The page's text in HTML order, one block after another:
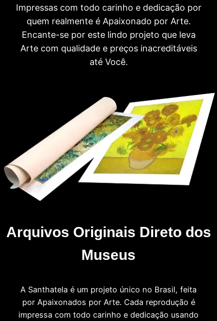
Impressas com todo carinho e dedicação por
quem realmente é Apaixonado por Arte.
Encante-se por este lindo projeto que leva
Arte com qualidade e preços inacreditáveis
até Você.
Arquivos Originais Direto dos
Museus
A Santhatela é um projeto único no Brasil, feita
por Apaixonados por Arte. Cada reprodução é
impressa com todo carinho e dedicação usando